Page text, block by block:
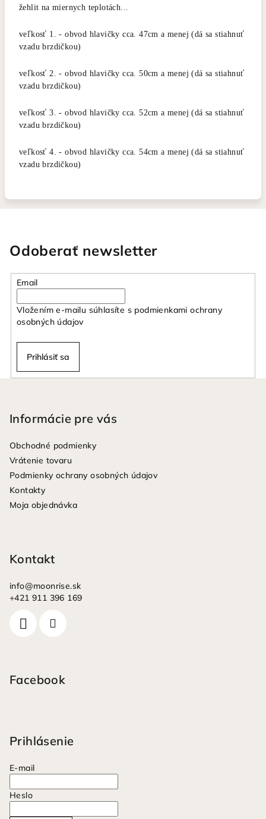
žehlit na miernych teplotách...
veľkosť 1. - obvod hlavičky cca. 47cm a menej (dá sa stiahnuť
vzadu brzdičkou)
veľkosť 2. - obvod hlavičky cca. 50cm a menej (dá sa stiahnuť
vzadu brzdičkou)
veľkosť 3. - obvod hlavičky cca. 52cm a menej (dá sa stiahnuť
vzadu brzdičkou)
veľkosť 4. - obvod hlavičky cca. 54cm a menej (dá sa stiahnuť
vzadu brzdičkou)
Odoberať newsletter
Email
Vložením e-mailu súhlasíte s podmienkami ochrany
osobných údajov
Prihlásiť sa
Informácie pre vás
Obchodné podmienky
Vrátenie tovaru
Podmienky ochrany osobných údajov
Kontakty
Moja objednávka
Kontakt
info@moonrise.sk
+421 911 396 169
Facebook
Prihlásenie
E-mail
Heslo